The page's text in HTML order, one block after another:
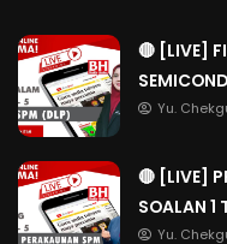
🔴 [LIVE]
Yu.
🔴 [LIVE]
SOALAN 1
Yu.